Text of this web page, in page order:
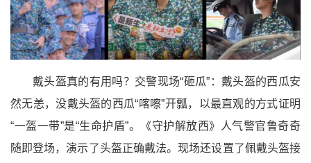
戴头盔真的有用吗？交警现场“砸瓜”：戴头盔的西瓜安
然无恙，没戴头盔的西瓜“喀嚓”开瓢，以最直观的方式证明
“一盔一带”是“生命护盾”。《守护解放西》人气警官鲁奇奇
随即登场，演示了头盔正确戴法。现场还设置了佩戴头盔接